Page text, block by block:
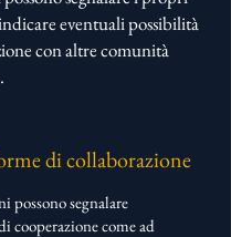
eventuali possibilità
con altre comunità
di collaborazione
possono segnalare
cooperazione come ad